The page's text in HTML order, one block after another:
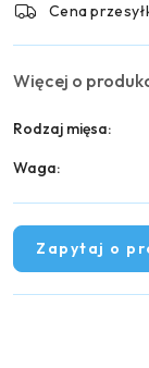
Cena
Więcej o
Rodzaj mięsa:
Waga:
Zapytaj o